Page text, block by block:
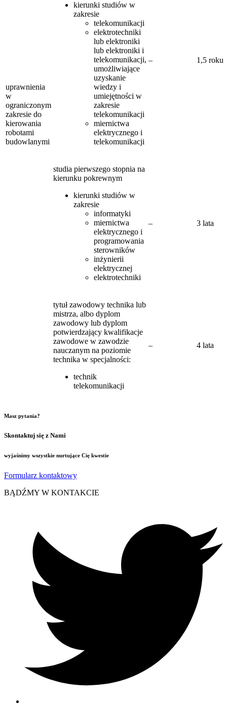
uprawnienia
w
ograniczonym
zakresie do
kierowania
robotami
budowlanymi
kierunki studiów w
zakresie
telekomunikacji
elektrotechniki
lub elektroniki
lub elektroniki i
telekomunikacji,
umożliwiające
uzyskanie
wiedzy i
umiejętności w
zakresie
telekomunikacji
miernictwa
elektrycznego i
telekomunikacji
– 1,5 roku
studia pierwszego stopnia na
kierunku pokrewnym
kierunki studiów w
zakresie
informatyki
miernictwa
elektrycznego i
programowania
sterowników
inżynierii
elektrycznej
elektrotechniki
– 3 lata
tytuł zawodowy technika lub
mistrza, albo dyplom
zawodowy lub dyplom
potwierdzający kwalifikacje
zawodowe w zawodzie
nauczanym na poziomie
technika w specjalności:
technik
telekomunikacji
– 4 lata
Masz pytania?
Skontaktuj się z Nami
wyjaśnimy wszystkie nurtujące Cię kwestie
Formularz kontaktowy
BĄDŹMY W KONTAKCIE